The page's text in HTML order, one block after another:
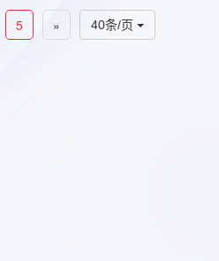
40条/页
5 »